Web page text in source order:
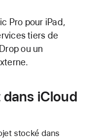
Pro pour iPad,
tiers de
ou un
iCloud
stocké dans